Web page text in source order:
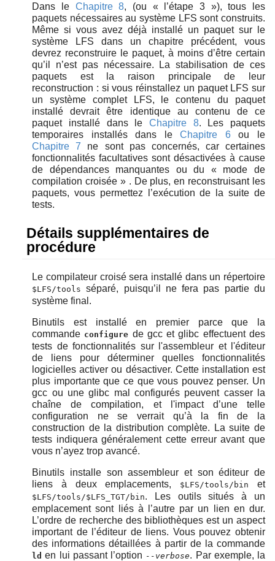
Dans le Chapitre 8, (ou « l’étape 3»), tous les
paquets nécessaires au système LFS sont construits.
Même si vous avez déjà installé un paquet sur le
système LFS dans un chapitre précédent, vous
devrez reconstruire le paquet, à moins d’être certain
qu’il n’est pas nécessaire. La stabilisation de ces
paquets est la raison principale de leur
reconstruction : si vous réinstallez un paquet LFS sur
un système complet LFS, le contenu du paquet
installé devrait être identique au contenu de ce
paquet installé dans le Chapitre 8. Les paquets
temporaires installés dans leChapitre 6ou le
Chapitre 7 ne sont pas concernés, car certaines
fonctionnalités facultatives sont désactivées à cause
de dépendances manquantes ou du « mode de
compilation croisée ». De plus, en reconstruisant les
paquets, vous permettez l’exécution de la suite de
tests.
Détails supplémentaires de
procédure
Le compilateur croisé sera installé dans un répertoire
$LFS/tools séparé, puisqu’il ne fera pas partie du
système final.
Binutils est installé en premier parce que la
commande configure de gcc et glibc effectuent des
tests de fonctionnalités sur l'assembleur et l'éditeur
de liens pour déterminer quelles fonctionnalités
logicielles activer ou désactiver. Cette installation est
plus importante que ce que vous pouvez penser. Un
gcc ou une glibc mal configurés peuvent casser la
chaîne de compilation, et l'impact d’une telle
configuration ne se verrait qu’à la fin de la
construction de la distribution complète. La suite de
tests indiquera généralement cette erreur avant que
vous n’ayez trop avancé.
Binutils installe son assembleur et son éditeur de
liens à deux emplacements,
$LFS/tools/bin et
$LFS/tools/$LFS_TGT/bin. Les outils situés à un
emplacement sont liés à l’autre par un lien en dur.
L’ordre de recherche des bibliothèques est un aspect
important de l’éditeur de liens. Vous pouvez obtenir
des informations détaillées à partir de la commande
ld en lui passant l’option --verbose. Par exemple, la